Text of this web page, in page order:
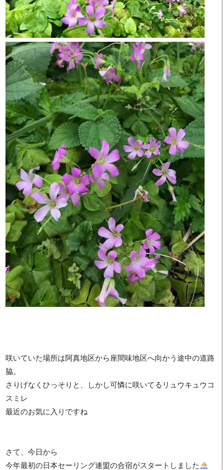
咲いていた場所は阿真地区から座間味地区へ向かう途中の道路
脇。
さりげなくひっそりと、しかし可憐に咲いてるリュウキュウコ
スミレ
最近のお気に入りですね
さて、今日から
今年最初の日本セーリング連盟の合宿がスタートしました